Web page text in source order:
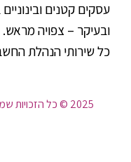
עסקים קטנים
ובעיקר – צפויה מראש.
כל שירותי הנהלת
2025 © כל הזכויות שמורות לחברת